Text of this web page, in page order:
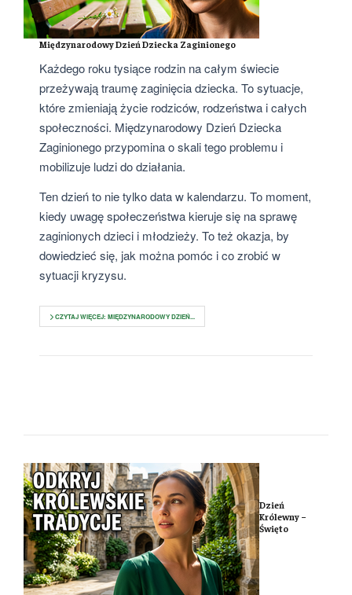
Międzynarodowy Dzień Dziecka Zaginionego
Każdego roku tysiące rodzin na całym świecie
przeżywają traumę zaginięcia dziecka. To sytuacje,
które zmieniają życie rodziców, rodzeństwa i całych
społeczności. Międzynarodowy Dzień Dziecka
Zaginionego przypomina o skali tego problemu i
mobilizuje ludzi do działania.
Ten dzień to nie tylko data w kalendarzu. To moment,
kiedy uwagę społeczeństwa kieruje się na sprawę
zaginionych dzieci i młodzieży. To też okazja, by
dowiedzieć się, jak można pomóc i co zrobić w
sytuacji kryzysu.
CZYTAJ WIĘCEJ: MIĘDZYNARODOWY DZIEŃ...
Dzień
Królewny –
Święto